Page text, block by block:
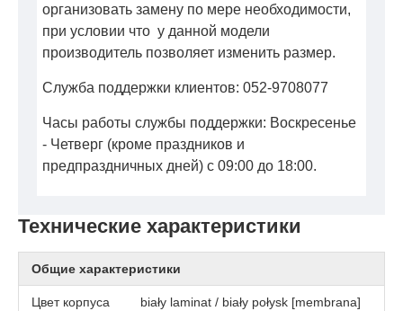
Технические характеристики
Общие характеристики
Цвет корпуса biały laminat / biały połysk [membrana]
организовать замену по мере необходимости,
при условии что у данной модели
производитель позволяет изменить размер.
Служба поддержки клиентов: 052-9708077
Часы работы службы поддержки: Воскресенье
- Четверг (кроме праздников и
предпраздничных дней) с 09:00 до 18:00.